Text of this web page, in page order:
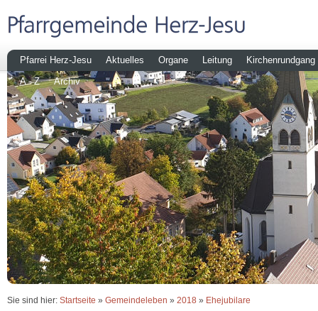
Pfarrei Herz-Jesu Aktuelles Organe Leitung
Kirchenrundgang
A - Z
Archiv
Sie sind hier: Startseite » Gemeindeleben » 2018 » Ehejubilare